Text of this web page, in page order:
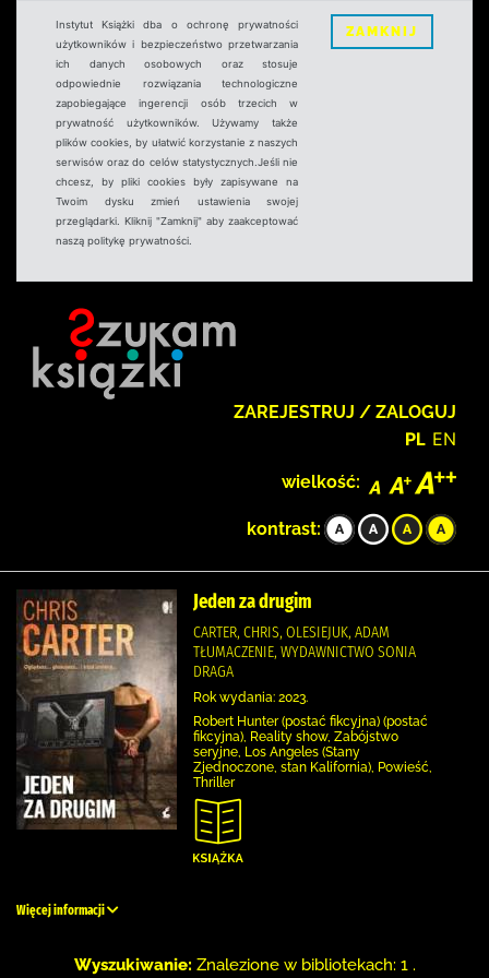
Instytut Książki dba o ochronę prywatności
użytkowników i bezpieczeństwo przetwarzania
ich danych osobowych oraz stosuje
odpowiednie rozwiązania technologiczne
zapobiegające ingerencji osób trzecich w
prywatność użytkowników. Używamy także
plików cookies, by ułatwić korzystanie z naszych
serwisów oraz do celów statystycznych.Jeśli nie
chcesz, by pliki cookies były zapisywane na
Twoim dysku zmień ustawienia swojej
przeglądarki. Kliknij "Zamknij" aby zaakceptować
naszą politykę prywatności.
ZAMKNIJ
ZAREJESTRUJ / ZALOGUJ
PL EN
wielkość:
kontrast:
Jeden za drugim
CARTER, CHRIS, OLESIEJUK, ADAM
TŁUMACZENIE, WYDAWNICTWO SONIA
DRAGA
Rok wydania: 2023.
Robert Hunter (postać fikcyjna) (postać
fikcyjna), Reality show, Zabójstwo
seryjne, Los Angeles (Stany
Zjednoczone, stan Kalifornia), Powieść,
Thriller
Więcej informacji
Wyszukiwanie: Znalezione w bibliotekach: 1 .